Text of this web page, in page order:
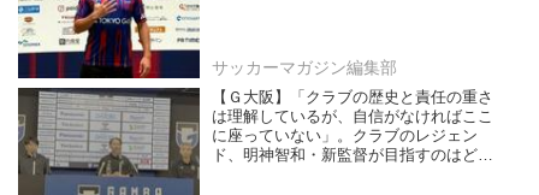
サッカーマガジン編集部
【Ｇ大阪】「クラブの歴史と責任の重さ
は理解しているが、自信がなければここ
に座っていない」。クラブのレジェン
ド、明神智和・新監督が目指すのはどん